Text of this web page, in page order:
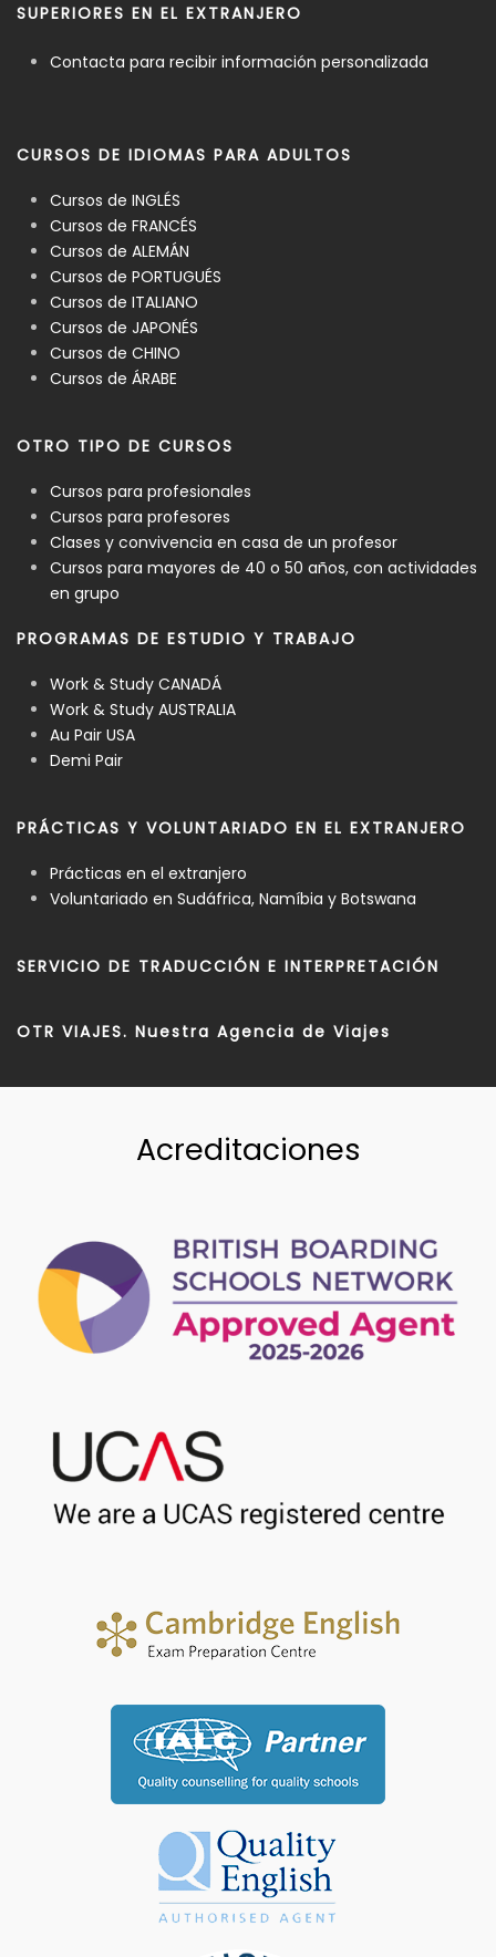
SUPERIORES EN EL EXTRANJERO
Contacta para recibir información personalizada
CURSOS DE IDIOMAS PARA ADULTOS
Cursos de INGLÉS
Cursos de FRANCÉS
Cursos de ALEMÁN
Cursos de PORTUGUÉS
Cursos de ITALIANO
Cursos de JAPONÉS
Cursos de CHINO
Cursos de ÁRABE
OTRO TIPO DE CURSOS
Cursos para profesionales
Cursos para profesores
Clases y convivencia en casa de un profesor
Cursos para mayores de 40 o 50 años, con actividades
en grupo
PROGRAMAS DE ESTUDIO Y TRABAJO
Work & Study CANADÁ
Work & Study AUSTRALIA
Au Pair USA
Demi Pair
PRÁCTICAS Y VOLUNTARIADO EN EL EXTRANJERO
Prácticas en el extranjero
Voluntariado en Sudáfrica, Namíbia y Botswana
SERVICIO DE TRADUCCIÓN E INTERPRETACIÓN
OTR VIAJES. Nuestra Agencia de Viajes
Acreditaciones